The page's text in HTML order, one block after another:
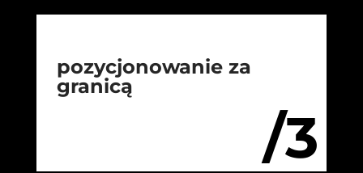
/3
pozycjonowanie za
granicą